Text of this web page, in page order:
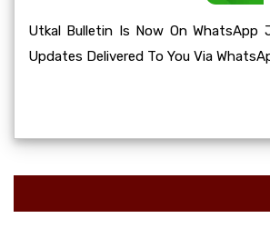
Utkal Bulletin Is Now On WhatsApp
Updates Delivered To You Via